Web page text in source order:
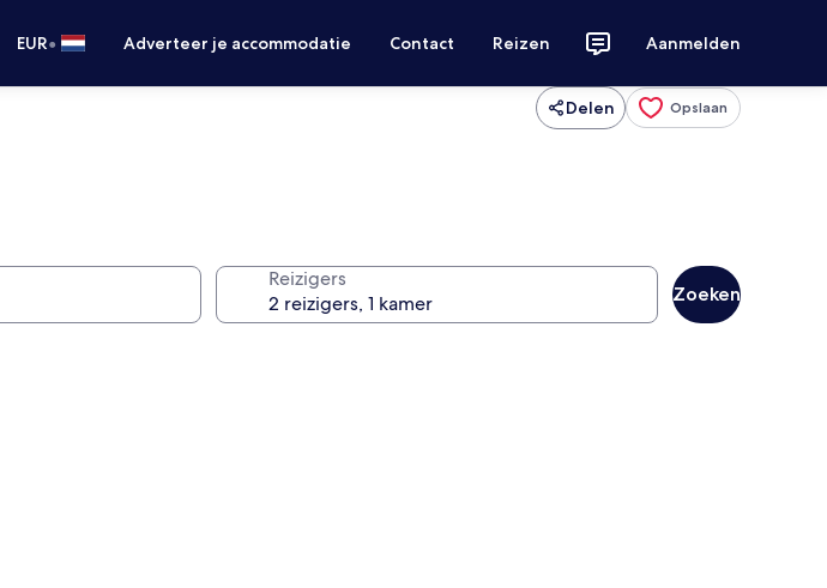
EUR• Adverteer je accommodatie Contact Reizen Aanmelden
Delen Opslaan
Reizigers
Zoeken